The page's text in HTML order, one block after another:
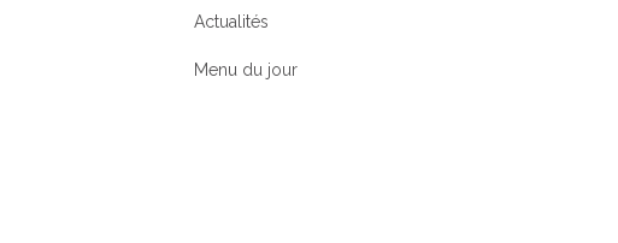
Actualités
Menu du jour